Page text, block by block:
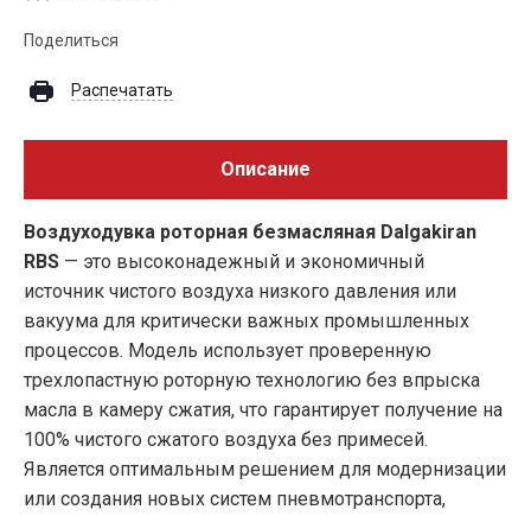
Поделиться
Распечатать
Описание
Воздуходувка роторная безмасляная Dalgakiran
RBS — это высоконадежный и экономичный
источник чистого воздуха низкого давления или
вакуума для критически важных промышленных
процессов. Модель использует проверенную
трехлопастную роторную технологию без впрыска
масла в камеру сжатия, что гарантирует получение на
100% чистого сжатого воздуха без примесей.
Является оптимальным решением для модернизации
или создания новых систем пневмотранспорта,